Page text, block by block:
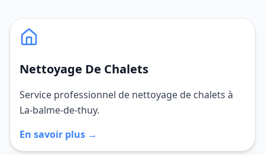
Nettoyage De Chalets
Service professionnel de nettoyage de chalets à
La-balme-de-thuy.
En savoir plus →